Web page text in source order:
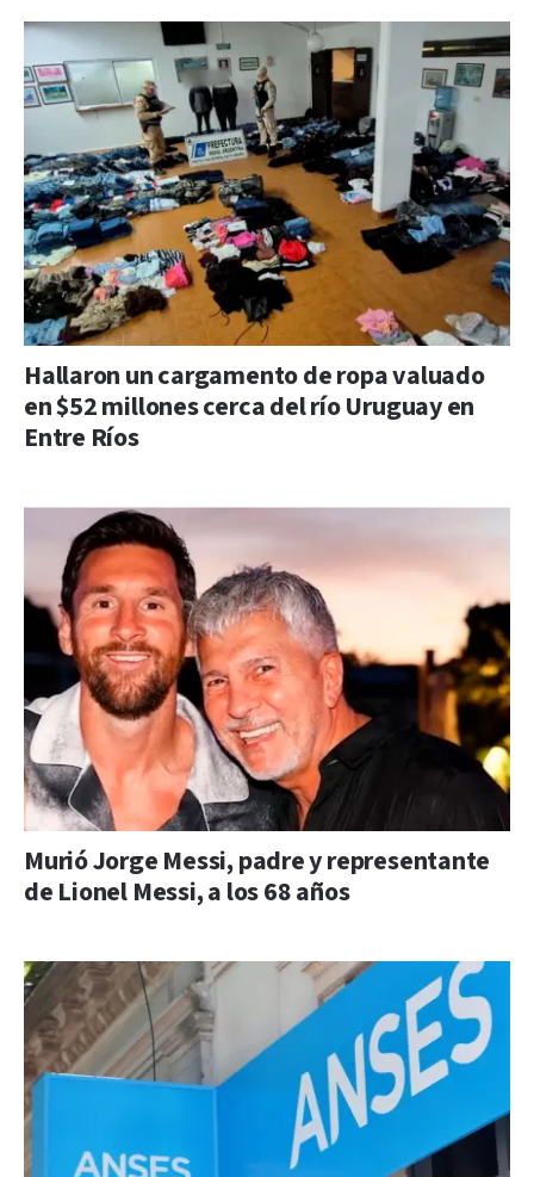
Hallaron un cargamento de ropa valuado
en $52 millones cerca del río Uruguay en
Entre Ríos
Murió Jorge Messi, padre y representante
de Lionel Messi, a los 68 años